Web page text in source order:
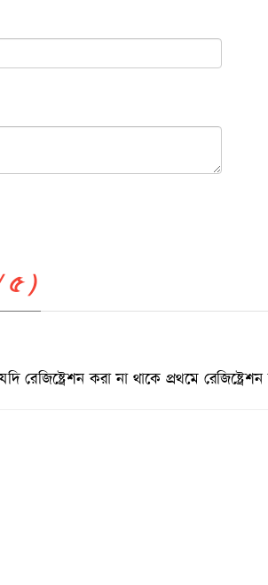
৫ )
করা না থাকে প্রথমে